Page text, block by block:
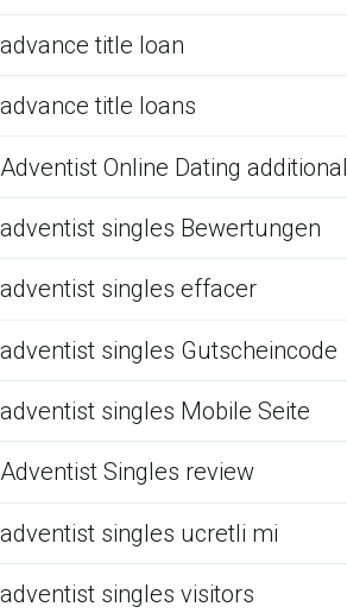
advance title loan
advance title loans
Adventist Online Dating
adventist singles Bewertungen
adventist singles effacer
adventist singles Gutscheincode
adventist singles Mobile Seite
Adventist Singles review
adventist singles ucretli mi
adventist singles visitors